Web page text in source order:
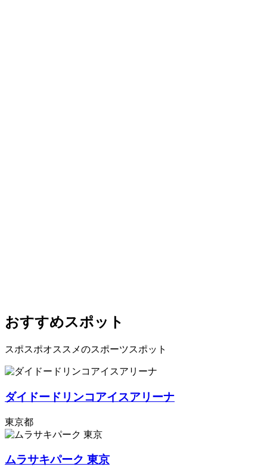
おすすめスポット
スポスポオススメのスポーツスポット
ダイドードリンコアイスアリーナ
東京都
ムラサキパーク 東京